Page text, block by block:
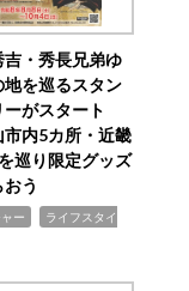
吉・秀長兄弟ゆ
地を巡るスタン
ーがスタート
市内5カ所・近畿
巡り限定グッズ
う
ー
ライフスタイ